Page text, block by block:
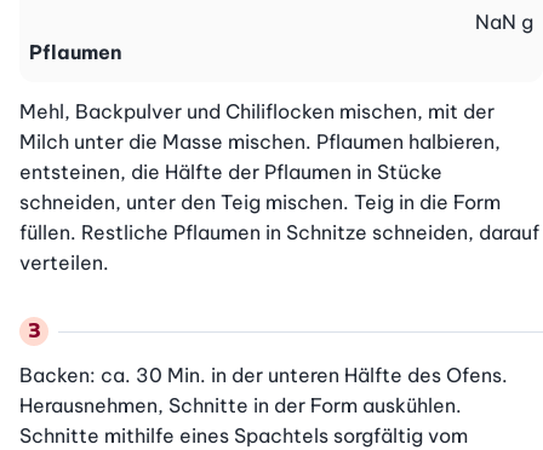
Pflaumen
NaN g
Mehl, Backpulver und Chiliflocken mischen, mit der
Milch unter die Masse mischen. Pflaumen halbieren,
entsteinen, die Hälfte der Pflaumen in Stücke
schneiden, unter den Teig mischen. Teig in die Form
füllen. Restliche Pflaumen in Schnitze schneiden, darauf
verteilen.
Backen: ca. 30 Min. in der unteren Hälfte des Ofens.
Herausnehmen, Schnitte in der Form auskühlen.
Schnitte mithilfe eines Spachtels sorgfältig vom